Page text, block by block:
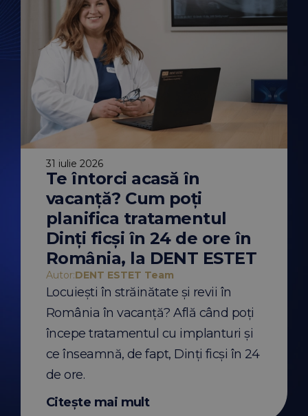
vs.
folosite pentru
31 iulie 2026
Te întorci acasă în
vacanță? Cum poți
planifica tratamentul
Dinți ficși în 24 de ore în
România, la DENT ESTET
Autor:DENT ESTET Team
Locuiești în străinătate și revii în
România în vacanță? Află când poți
începe tratamentul cu implanturi și
ce înseamnă, de fapt, Dinți ficși în 24
de ore.
Citește mai mult
Autor:
aparat dentar vara?
Citește mai mult